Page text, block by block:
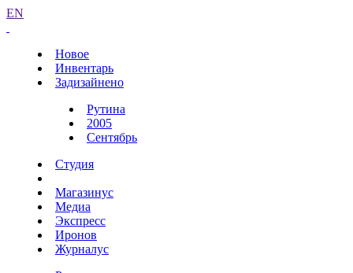
EN
Новое
Инвентарь
Задизайнено
Рутина
2005
Сентябрь
Студия
Магазинус
Медиа
Экспресс
Иронов
Журналус